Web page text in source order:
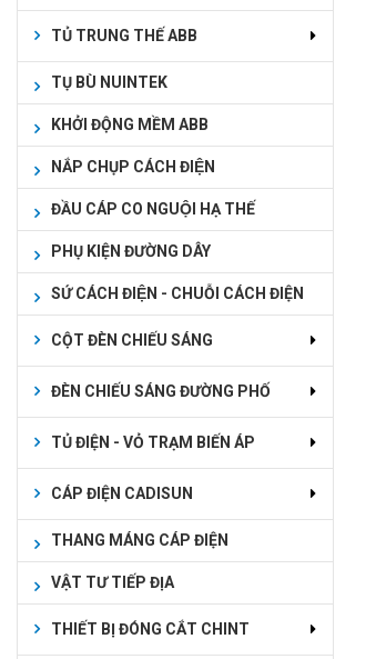
TỦ TRUNG THẾ ABB
TỤ BÙ NUINTEK
KHỞI ĐỘNG MỀM ABB
NẮP CHỤP CÁCH ĐIỆN
ĐẦU CÁP CO NGUỘI HẠ THẾ
PHỤ KIỆN ĐƯỜNG DÂY
SỨ CÁCH ĐIỆN - CHUỖI CÁCH ĐIỆN
CỘT ĐÈN CHIẾU SÁNG
ĐÈN CHIẾU SÁNG ĐƯỜNG PHỐ
TỦ ĐIỆN - VỎ TRẠM BIẾN ÁP
CÁP ĐIỆN CADISUN
THANG MÁNG CÁP ĐIỆN
VẬT TƯ TIẾP ĐỊA
THIẾT BỊ ĐÓNG CẮT CHINT